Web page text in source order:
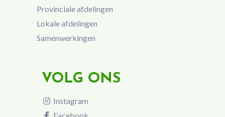
Provinciale afdelingen
Lokale afdelingen
Samenwerkingen
VOLG ONS
Instagram
Facebook